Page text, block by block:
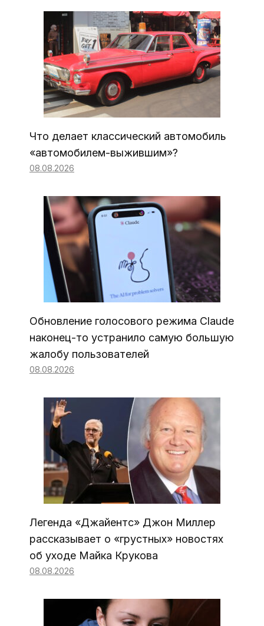
Что делает классический автомобиль
«автомобилем-выжившим»?
08.08.2026
Обновление голосового режима Claude
наконец-то устранило самую большую
жалобу пользователей
08.08.2026
Легенда «Джайентс» Джон Миллер
рассказывает о «грустных» новостях
об уходе Майка Крукова
08.08.2026